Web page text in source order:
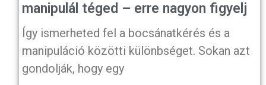
manipulál téged – erre nagyon figyelj
Így ismerheted fel a bocsánatkérés és a
manipuláció közötti különbséget. Sokan azt
gondolják, hogy egy